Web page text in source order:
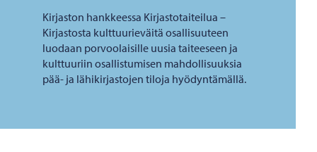
Kirjaston hankkeessa Kirjastotaiteilua –
Kirjastosta kulttuurieväitä osallisuuteen
luodaan porvoolaisille uusia taiteeseen ja
kulttuuriin osallistumisen mahdollisuuksia
pää- ja lähikirjastojen tiloja hyödyntämällä.